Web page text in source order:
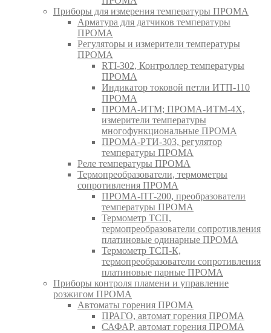
Приборы для измерения температуры ПРОМА
Арматура для датчиков температуры
ПРОМА
Регуляторы и измерители температуры
ПРОМА
RTI-302, Контроллер температуры
ПРОМА
Индикатор токовой петли ИТП-110
ПРОМА
ПРОМА-ИТМ; ПРОМА-ИТМ-4Х,
измерители температуры
многофункциональные ПРОМА
ПРОМА-РТИ-303, регулятор
температуры ПРОМА
Реле температуры ПРОМА
Термопреобразователи, термометры
сопротивления ПРОМА
ПРОМА-ПТ-200, преобразователи
температуры ПРОМА
Термометр ТСП,
термопреобразователи сопротивления
платиновые одинарные ПРОМА
Термометр ТСП-К,
термопреобразователи сопротивления
платиновые парные ПРОМА
Приборы контроля пламени и управление
розжигом ПРОМА
Автоматы горения ПРОМА
ПРАГО, автомат горения ПРОМА
САФАР, автомат горения ПРОМА